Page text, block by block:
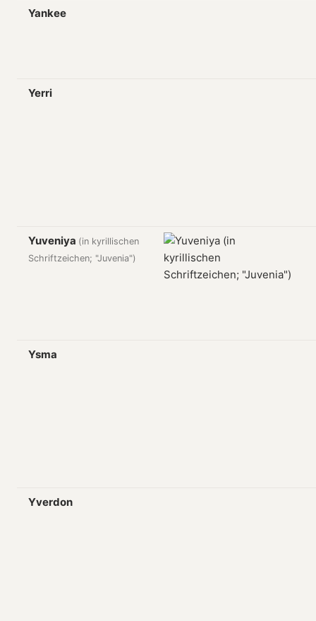
Yankee
Yerri
Yuveniya (in kyrillischen
Schriftzeichen; "Juvenia")
Ysma
Yverdon